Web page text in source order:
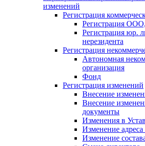
изменений
Регистрация
Регистрация
Регистрация юр.
нерезидента
Регистрация
Автономная
организация
Фонд
Регистрация изменений
Внесение
Внесение
документы
Изменения в Устав
Изменение
Изменение